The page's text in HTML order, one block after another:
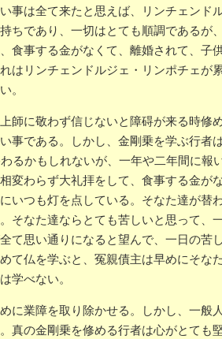
事は全て来たと思えば、リンチェンド
ちであり、一切はとても順調であるが
食事する金がなくて、離婚されて、子
はリンチェンドルジェ・リンポチェが
。
師に敬わず信じないと障碍が来る時修
事である。しかし、金剛乗を学ぶ行者
るかもしれないが、一年や二年間に報
変わらず大礼拝をして、食事する金が
いつも灯を点している。そなた達が替
そなた達ならとても苦しいと思って、
て思い通りになると望んで、一日の苦
て仏を学ぶと、冤親債主は早めにそな
学べない。
に業障を取り除かせる。しかし、一般
真の金剛乗を修める行者は心がとても